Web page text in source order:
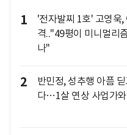
1
'전자발찌 1호' 고영욱,
격.."49평이 미니멀리
나"
2
반민정, 성추행 아픔
다…1살 연상 사업가